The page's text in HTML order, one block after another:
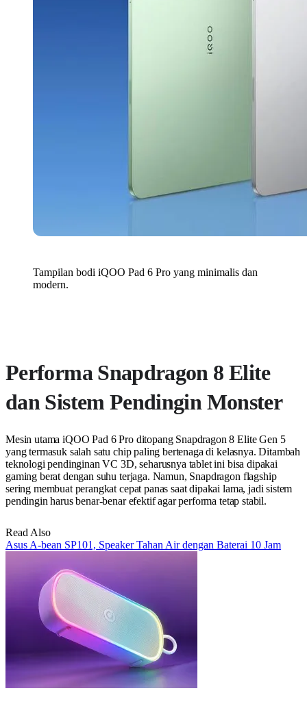
Tampilan bodi iQOO Pad 6 Pro yang minimalis dan
modern.
Performa Snapdragon 8 Elite
dan Sistem Pendingin Monster
Mesin utama iQOO Pad 6 Pro ditopang Snapdragon 8 Elite Gen 5
yang termasuk salah satu chip paling bertenaga di kelasnya. Ditambah
teknologi pendinginan VC 3D, seharusnya tablet ini bisa dipakai
gaming berat dengan suhu terjaga. Namun, Snapdragon flagship
sering membuat perangkat cepat panas saat dipakai lama, jadi sistem
pendingin harus benar-benar efektif agar performa tetap stabil.
Read Also
Asus A-bean SP101, Speaker Tahan Air dengan Baterai 10 Jam